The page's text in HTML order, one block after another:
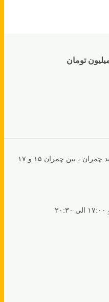
تومان
، بین چمران ۱۵ و ۱۷